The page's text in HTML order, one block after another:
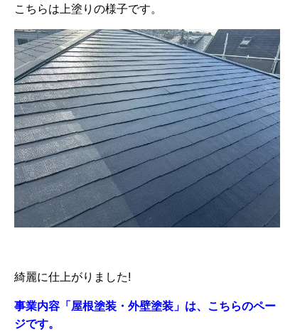
こちらは上塗りの様子です。
綺麗に仕上がりました!
事業内容「屋根塗装・外壁塗装」は、こちらのペー
ジです。